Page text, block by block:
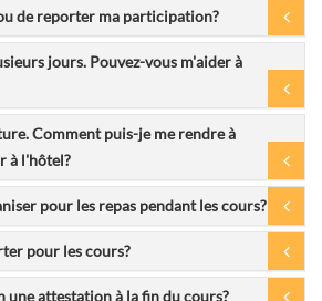
de reporter ma participation?
jours. Pouvez-vous m'aider à
Comment puis-je me rendre à
à l'hôtel?
pour les repas pendant les cours?
pour les cours?
attestation à la fin du cours?